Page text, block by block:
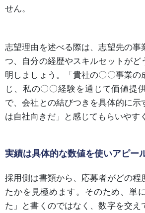
せん。
志望理由を述べる際は、志望先の事
つ、自分の経歴やスキルセットがど
明しましょう。「貴社の〇〇事業の
じ、私の〇〇経験を通じて価値提
で、会社との結びつきを具体的に示
は自社向きだ」と感じてもらいやす
実績は具体的な数値を使いアピー
採用側は書類から、応募者がどの程
たかを見極めます。そのため、単
た」と書くのではなく、数字を交え